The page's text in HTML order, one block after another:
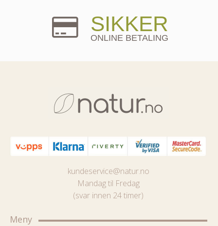
SIKKER
ONLINE BETALING
kundeservice@natur.no
Mandag til Fredag
(svar innen 24 timer)
Meny